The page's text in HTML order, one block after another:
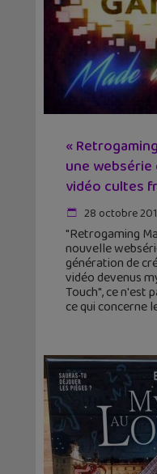
«
une websérie
vidéo cultes
28 octobre
"Retrogaming
nouvelle
génération de
vidéo devenus
Touch", ce n'est
ce qui concerne